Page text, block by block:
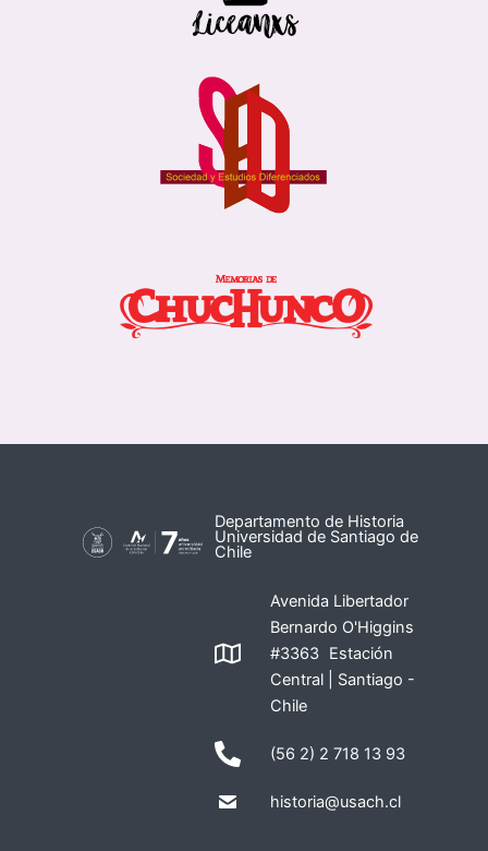
Departamento de Historia
Universidad de Santiago de
Chile
Avenida Libertador
Bernardo O'Higgins
#3363 Estación
Central | Santiago -
Chile
(56 2) 2 718 13 93
historia@usach.cl